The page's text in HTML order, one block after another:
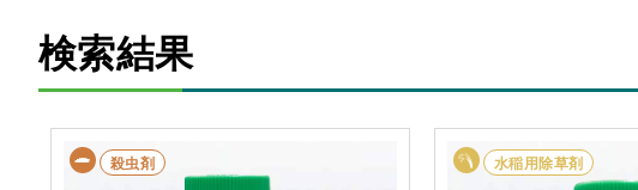
検索結果
殺虫剤 水稲用除草剤